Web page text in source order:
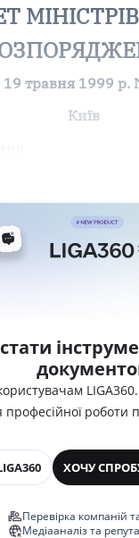
19 травня 1999 р.
Київ
професійної роботи
ХОЧУ
Перевірка компаній
Медіааналіз та